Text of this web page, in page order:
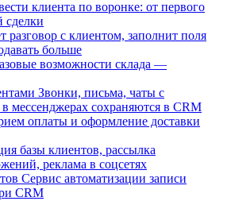
клиента по воронке: от первого
сделки
разговор с клиентом, заполнит поля
больше
возможности склада —
Звонки, письма, чаты с
мессенджерах сохраняются в CRM
оплаты и оформление доставки
базы клиентов, рассылка
реклама в соцсетях
Сервис автоматизации записи
CRM